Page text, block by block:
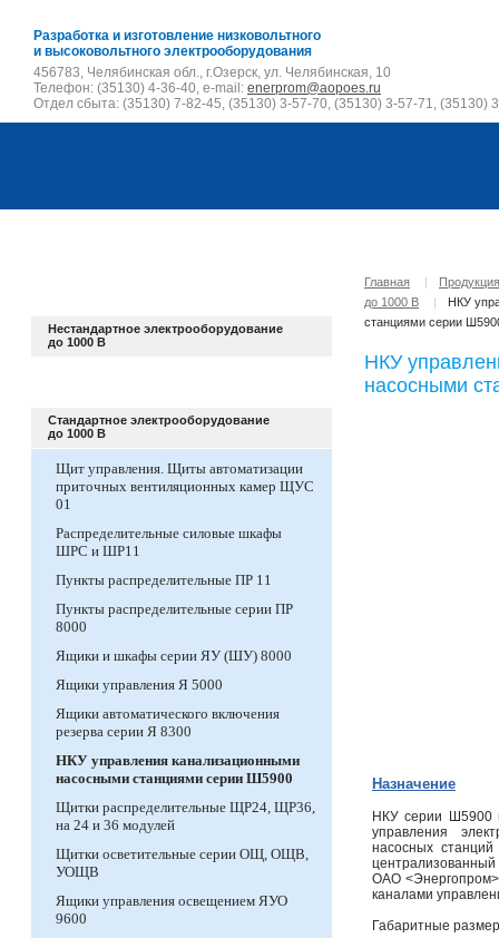
Разработка и изготовление низковольтного
и высоковольтного электрооборудования
456783, Челябинская обл., г.Озерск, ул. Челябинская, 10
Телефон: (35130) 4-36-40, e-mail: enerprom@aopoes.ru
Отдел сбыта: (35130) 7-82-45, (35130) 3-57-70, (35130) 3-57-71, (35130)
Нестандартное электрооборудование
до 1000 В
Стандартное электрооборудование
до 1000 В
Щит управления. Щиты автоматизации
приточных вентиляционных камер ЩУС
01
Распределительные силовые шкафы
ШРС и ШР11
Пункты распределительные ПР 11
Пункты распределительные серии ПР
8000
Ящики и шкафы серии ЯУ (ШУ) 8000
Ящики управления Я 5000
Ящики автоматического включения
резерва серии Я 8300
НКУ управления канализационными
насосными станциями серии Ш5900
Щитки распределительные ЩР24, ЩР36,
на 24 и 36 модулей
Щитки осветительные серии ОЩ, ОЩВ,
УОЩВ
Ящики управления освещением ЯУО
9600
Главная |
Продукция
до 1000 В
|
НКУ
станциями серии
НКУ
насосными
Назначение
НКУ серии Ш5900
управления
насосных
централизованный
ОАО
каналами
Габаритные